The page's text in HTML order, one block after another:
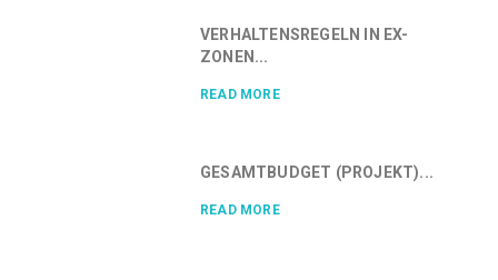
VERHALTENSREGELN IN EX-
ZONEN...
READ MORE
GESAMTBUDGET (PROJEKT)...
READ MORE